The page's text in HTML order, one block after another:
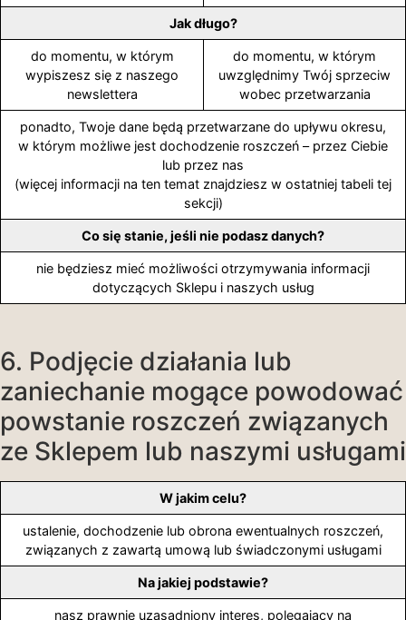
Jak długo?
do momentu, w którym
wypiszesz się z naszego
newslettera
do momentu, w którym
uwzględnimy Twój sprzeciw
wobec przetwarzania
ponadto, Twoje dane będą przetwarzane do upływu okresu,
w którym możliwe jest dochodzenie roszczeń – przez Ciebie
lub przez nas
(więcej informacji na ten temat znajdziesz w ostatniej tabeli tej
sekcji)
Co się stanie, jeśli nie podasz danych?
nie będziesz mieć możliwości otrzymywania informacji
dotyczących Sklepu i naszych usług
6. Podjęcie działania lub
zaniechanie mogące powodować
powstanie roszczeń związanych
ze Sklepem lub naszymi usługami
W jakim celu?
ustalenie, dochodzenie lub obrona ewentualnych roszczeń,
związanych z zawartą umową lub świadczonymi usługami
Na jakiej podstawie?
nasz prawnie uzasadniony interes, polegający na